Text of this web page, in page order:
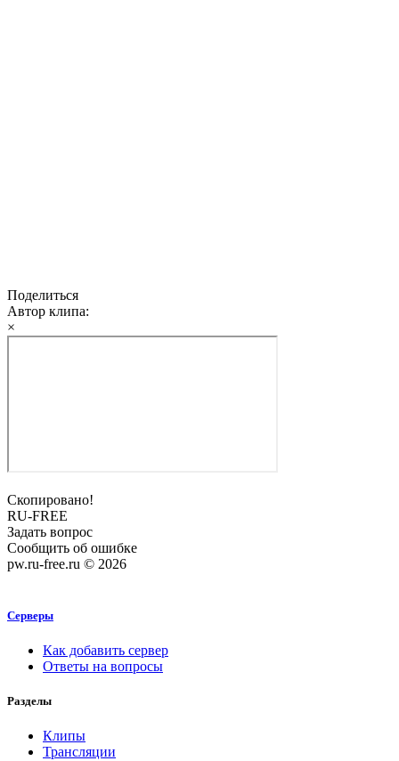
Поделиться
Автор клипа:
×
Скопировано!
RU-FREE
Задать вопрос
Сообщить об ошибке
pw.ru-free.ru © 2026
Серверы
Как добавить сервер
Ответы на вопросы
Разделы
Клипы
Трансляции